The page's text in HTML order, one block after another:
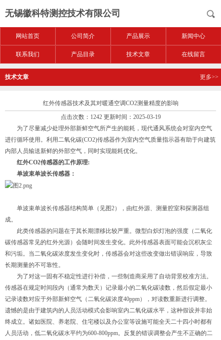
无锡徽科特测控技术有限公司
网站首页 公司简介 产品展示 新闻中心
联系我们 产品目录 技术文章 在线留言
技术文章 更多>>
红外传感器技术及其对暖通空调CO2测量精度的影响
点击次数：1242 更新时间：2025-03-19
为了尽量减少处理外部新鲜空气所产生的能耗，现代通风系统会对室内空气
进行循环使用。利用二氧化碳(CO2)传感器作为室内空气质量指示器有助于向建筑
内部人员输送新鲜的外部空气，同时实现能耗优化。
红外CO2传感器的工作原理:
单波束单波长传感器：
单波束单波长传感器结构简单（见图2），由红外源、测量腔室和探测器组
成。
此类传感器的问题在于其长期漂移比较严重。微型白炽灯泡的强度（二氧化
碳传感器常见的红外光源）会随时间发生变化。此外传感器表面可能会沉积灰尘
和污垢。当二氧化碳浓度发生变化时，传感器会对这些改变做出错误响应，导致
长期测量的不可靠性。
为了对这一固有不稳定性进行补偿，一些制造商采用了自动背景校准方法。
传感器在规定时间段内（通常为数天）记录最小的二氧化碳读数，然后假定最小
记录读数对应于外部新鲜空气（二氧化碳浓度40ppm），对读数重新进行调整。
遗憾的是由于建筑内的人员活动模式会影响室内二氧化碳水平，这种假设并非始
终成立。诸如医院、养老院、住宅楼以及办公室等设施可能全天二十四小时都有
人员活动，低二氧化碳水平约为600-800ppm。反复的错误调整会产生不正确的二